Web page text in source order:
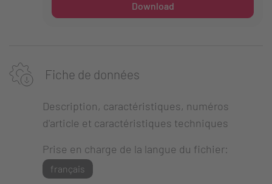
Download
Fiche de données
Description, caractéristiques, numéros
d'article et caractéristiques techniques
Prise en charge de la langue du fichier:
français